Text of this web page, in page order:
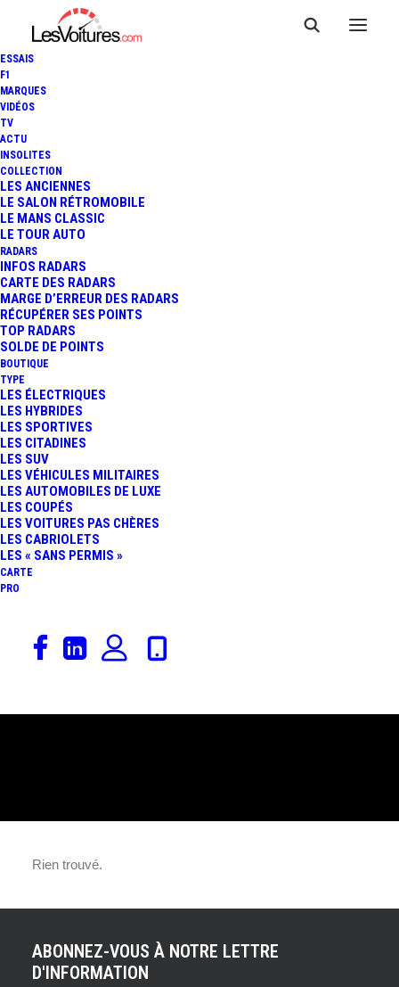
ESSAIS
F1
MARQUES
VIDÉOS
TV
ACTU
INSOLITES
COLLECTION
LES ANCIENNES
LE SALON RÉTROMOBILE
LE MANS CLASSIC
LE TOUR AUTO
RADARS
INFOS RADARS
CARTE DES RADARS
MARGE D’ERREUR DES RADARS
RÉCUPÉRER SES POINTS
TOP RADARS
SOLDE DE POINTS
BOUTIQUE
TYPE
LES ÉLECTRIQUES
LES HYBRIDES
LES SPORTIVES
LES CITADINES
LES SUV
LES VÉHICULES MILITAIRES
LES AUTOMOBILES DE LUXE
LES COUPÉS
LES VOITURES PAS CHÈRES
LES CABRIOLETS
LES « SANS PERMIS »
CARTE
PRO
TYPE 993 SPEEDSTER
Rien trouvé.
ABONNEZ-VOUS À NOTRE LETTRE
D'INFORMATION